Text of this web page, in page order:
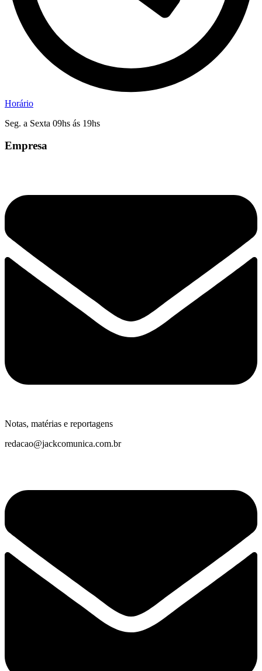
Horário
Seg. a Sexta 09hs ás 19hs
Empresa
Notas, matérias e reportagens
redacao@jackcomunica.com.br